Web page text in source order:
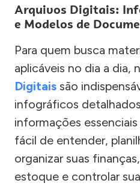
Arquivos Digitais:
e Modelos de
Para quem busca
aplicáveis no dia a dia,
Digitais são
infográficos
informações
fácil de entender,
organizar suas
estoque e controlar